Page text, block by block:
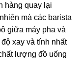
hàng quay lại
mà các barista
giữa máy pha và
xay và tính nhất
lượng đồ uống